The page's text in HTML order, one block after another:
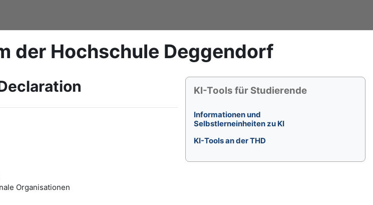
der Hochschule Deggendorf
Organisationen
Blöcke
KI-Tools für Studierende überspringen
KI-Tools für Studierende
Informationen und
Selbstlerneinheiten zu KI
KI-Tools an der THD